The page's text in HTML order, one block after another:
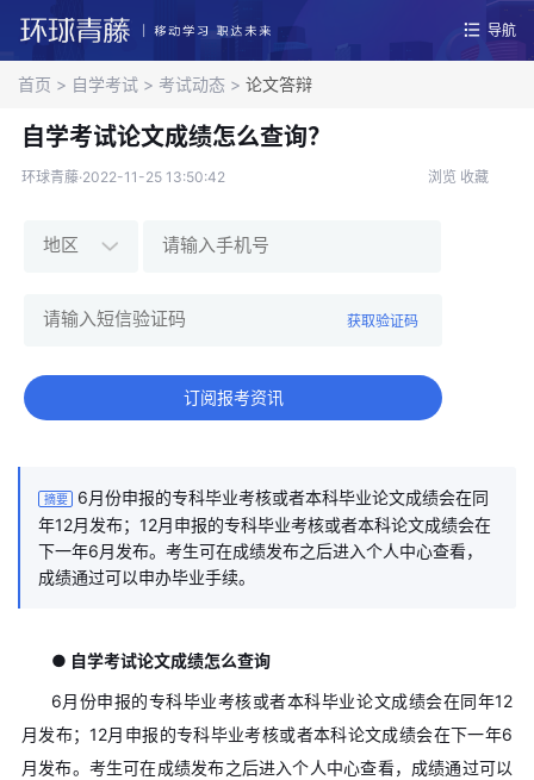
导航
首页 > 自学考试 > 考试动态 > 论文答辩
自学考试论文成绩怎么查询？
环球青藤·2022-11-25 13:50:42 浏览 收藏
获取验证码
订阅报考资讯
摘要
6月份申报的专科毕业考核或者本科毕业论文成绩会在同
年12月发布；12月申报的专科毕业考核或者本科论文成绩会在
下一年6月发布。考生可在成绩发布之后进入个人中心查看，
成绩通过可以申办毕业手续。
● 自学考试论文成绩怎么查询
6月份申报的专科毕业考核或者本科毕业论文成绩会在同年12
月发布；12月申报的专科毕业考核或者本科论文成绩会在下一年6
月发布。考生可在成绩发布之后进入个人中心查看，成绩通过可以